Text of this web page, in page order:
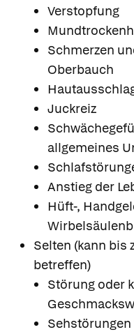
Verstopfung
Schmerzen
Oberbauch
Juckreiz
allgemeines
Anstieg der
Hüft-,
Selten (kann bis
betreffen)
Störung oder